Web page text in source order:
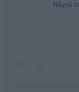
Näytä